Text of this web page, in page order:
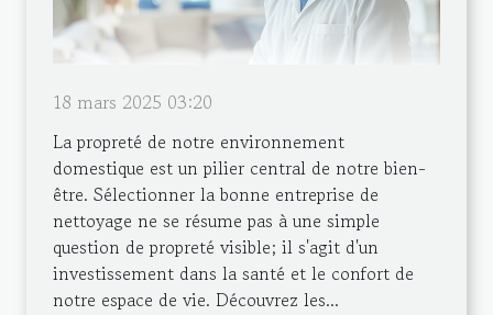
18 mars 2025 03:20
La propreté de notre environnement
domestique est un pilier central de notre bien-
être. Sélectionner la bonne entreprise de
nettoyage ne se résume pas à une simple
question de propreté visible; il s'agit d'un
investissement dans la santé et le confort de
notre espace de vie. Découvrez les...